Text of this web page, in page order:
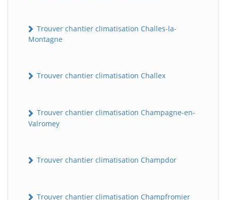
Trouver chantier climatisation Challes-la-
Montagne
Trouver chantier climatisation Challex
Trouver chantier climatisation Champagne-en-
Valromey
Trouver chantier climatisation Champdor
Trouver chantier climatisation Champfromier